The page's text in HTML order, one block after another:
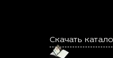
Скачать